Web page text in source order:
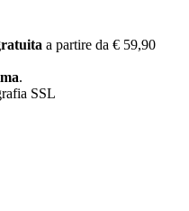
a partire da € 59,90
.
SSL